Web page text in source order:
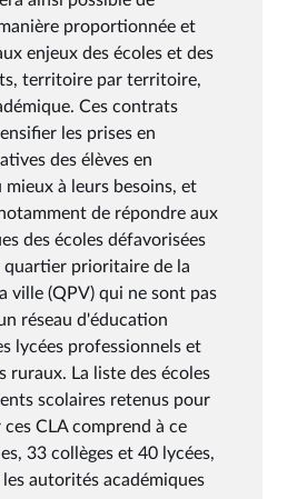
proportionnée et
enjeux des écoles et des
territoire par territoire,
Ces contrats
les prises en
des élèves en
mieux à leurs besoins, et
de répondre aux
des écoles défavorisées
quartier prioritaire de la
ville (QPV) qui ne sont pas
réseau d'éducation
lycées professionnels et
ruraux. La liste des écoles
scolaires retenus pour
CLA comprend à ce
33 collèges et 40 lycées,
autorités académiques